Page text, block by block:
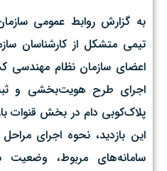
به گزارش روابط عمومی
تیمی متشکل از کارشناسان
اعضای سازمان نظام مهندسی
اجرای طرح هویت‌بخشی و
پلاک‌کوبی دام در بخش قنوات
این بازدید، نحوه اجرای
سامانه‌های مربوط،